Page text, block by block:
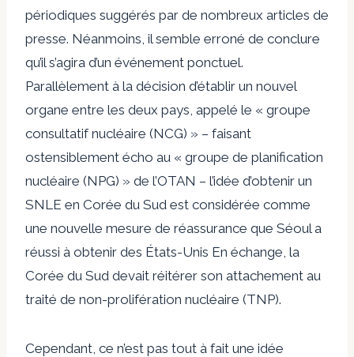
périodiques suggérés par de nombreux articles de
presse. Néanmoins, il semble erroné de conclure
qu’il s’agira d’un événement ponctuel.
Parallèlement à la décision d’établir un nouvel
organe entre les deux pays, appelé le « groupe
consultatif nucléaire (NCG) » – faisant
ostensiblement écho au « groupe de planification
nucléaire (NPG) » de l’OTAN – l’idée d’obtenir un
SNLE en Corée du Sud est considérée comme
une nouvelle mesure de réassurance que Séoul a
réussi à obtenir des États-Unis En échange, la
Corée du Sud devait réitérer son attachement au
traité de non-prolifération nucléaire (TNP).
Cependant, ce n’est pas tout à fait une idée